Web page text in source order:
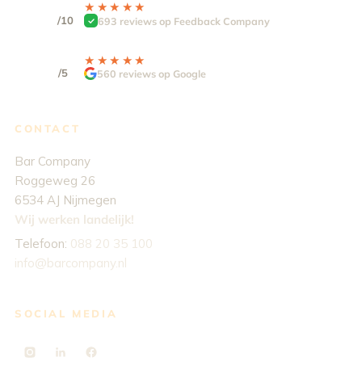
/10
★★★★★
★★★★★
693 reviews op Feedback Company
/5
★★★★★
★★★★★
560 reviews op Google
CONTACT
Bar Company
Roggeweg 26
6534 AJ Nijmegen
Wij werken landelijk!
Telefoon: 088 20 35 100
info@barcompany.nl
SOCIAL MEDIA